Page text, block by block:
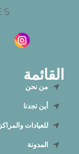
القائمة
من نحن
أين تجدنا
للعيادات والمراكز
المدونة